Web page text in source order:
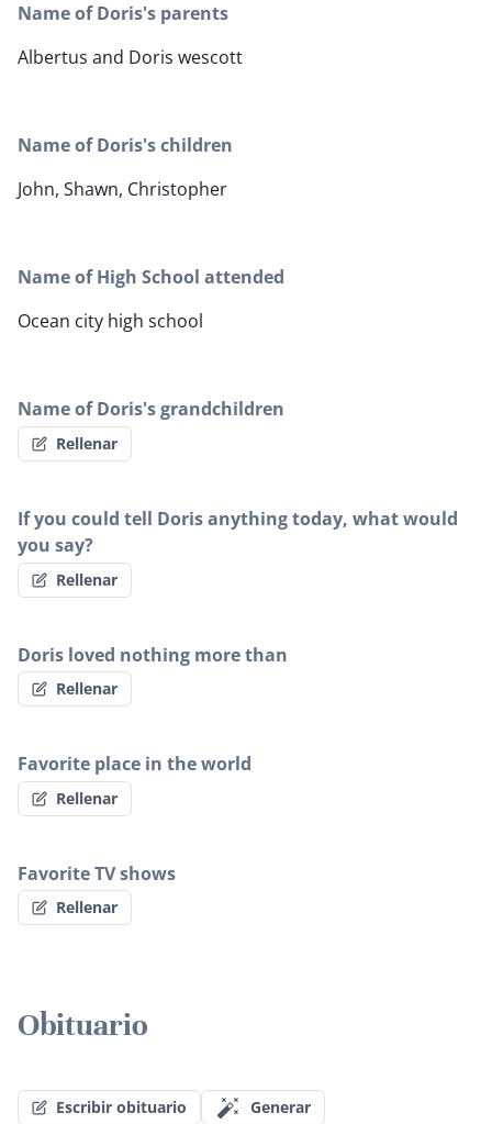
Name of Doris's parents
Albertus and Doris wescott
Name of Doris's children
John, Shawn, Christopher
Name of High School attended
Ocean city high school
Name of Doris's grandchildren
Rellenar
If you could tell Doris anything today, what would
you say?
Rellenar
Doris loved nothing more than
Rellenar
Favorite place in the world
Rellenar
Favorite TV shows
Rellenar
Obituario
Escribir obituario Generar